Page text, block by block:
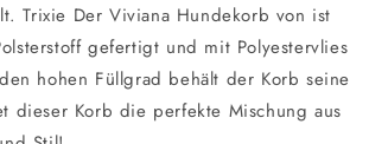
Trixie Der Viviana Hundekorb von ist
gefertigt und mit Polyestervlies
hohen Füllgrad behält der Korb seine
dieser Korb die perfekte Mischung aus